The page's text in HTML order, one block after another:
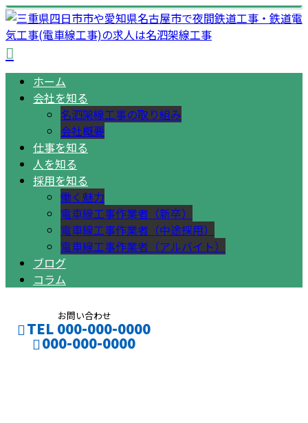
ホーム
会社を知る
名泗架線工事の取り組み
会社概要
仕事を知る
人を知る
採用を知る
働く魅力
電車線工事作業者（新卒）
電車線工事作業者（中途採用）
電車線工事作業者（アルバイト）
ブログ
コラム
お問い合わせ
TEL 000-000-0000
000-000-0000